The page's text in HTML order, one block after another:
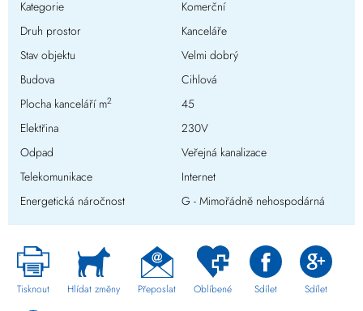
Kategorie
Komerční
Druh prostor
Kanceláře
Stav objektu
Velmi dobrý
Budova
Cihlová
Plocha kanceláří m2
45
Elektřina
230V
Odpad
Veřejná kanalizace
Telekomunikace
Internet
Energetická náročnost
G - Mimořádně nehospodárná
Tisknout Hlídat změny Přeposlat Oblíbené Sdílet Sdílet